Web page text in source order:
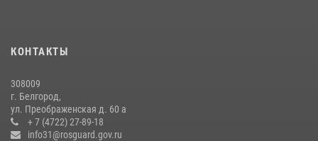
Белгородские росгвардейцы задержали рецидивиста за попытку
кражи из магазина
14 июля 2026, 07:13
КОНТАКТЫ
308009
г. Белгород,
ул. Преображенская д. 60 а
+ 7 (4722) 27-89-18
info31@rosguard.gov.ru